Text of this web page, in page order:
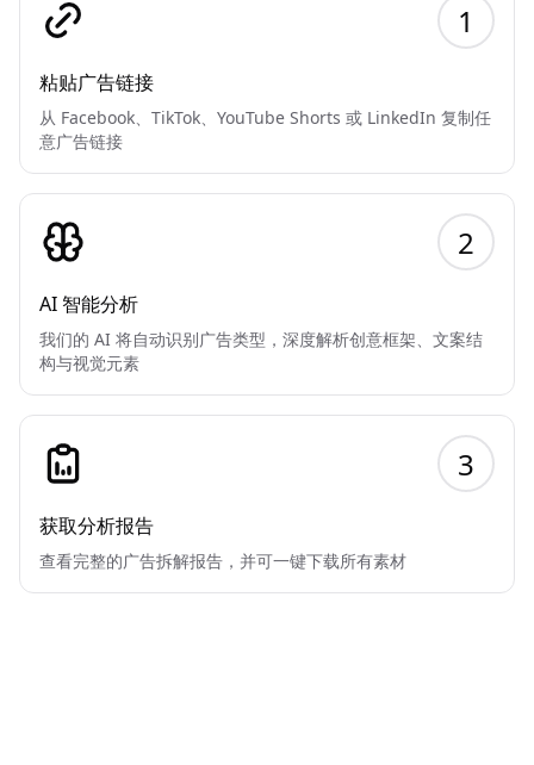
1
粘贴广告链接
从 Facebook、TikTok、YouTube Shorts 或 LinkedIn 复制任
意广告链接
2
AI 智能分析
我们的 AI 将自动识别广告类型，深度解析创意框架、文案结
构与视觉元素
3
获取分析报告
查看完整的广告拆解报告，并可一键下载所有素材